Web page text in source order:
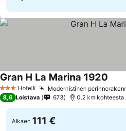
3 Tähtiluokitus
Hotelli Modernistinen
Gran H La Marina 1920
8,6 Loistava 673 0.2 km kohteesta
Alkaen 111 €